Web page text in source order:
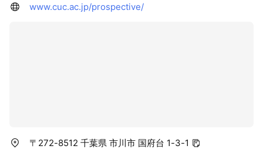
www.cuc.ac.jp/prospective/
〒272-8512 千葉県 市川市 国府台 1-3-1